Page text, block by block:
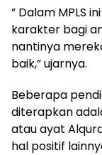
” Dalam MPLS
karakter bagi
nantinya
baik,” ujarnya.
Beberapa
diterapkan
atau ayat
hal positif